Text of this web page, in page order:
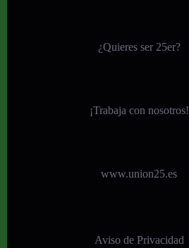
¿Quieres ser 25er?
¡Trabaja con nosotros!
www.union25.es
Aviso de Privacidad